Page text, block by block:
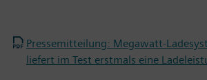
Pressemitteilung: Megawatt-
liefert im Test erstmals eine